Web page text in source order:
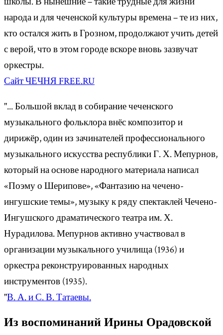
народа и для чеченской культуры времена – те из них,
кто остался жить в Грозном, продолжают учить детей
с верой, что в этом городе вскоре вновь зазвучат
оркестры.
Сайт ЧЕЧНЯ FREE.RU
"... Большой вклад в собирание чеченского
музыкального фольклора внёс композитор и
дирижёр, один из зачинателей профессионального
музыкального искусства республики Г. Х. Мепурнов,
который на основе народного материала написал
«Поэму о Шерипове», «Фантазию на чечено-
ингушские темы», музыку к ряду спектаклей Чечено-
Ингушского драматического театра им. Х.
Нурадилова. Мепурнов активно участвовал в
организации музыкального училища (1936) и
оркестра реконструированных народных
инструментов (1935).
"В. А. и С. В. Татаевы.
Из воспоминаний Ирины Орадовской